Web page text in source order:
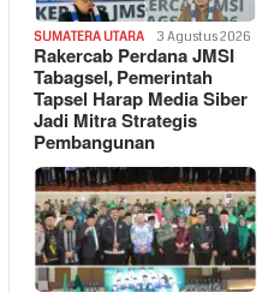
SUMATERA UTARA 3 Agustus 2026
Rakercab Perdana JMSI
Tabagsel, Pemerintah
Tapsel Harap Media Siber
Jadi Mitra Strategis
Pembangunan